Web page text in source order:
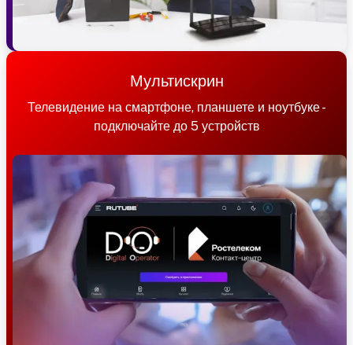
Мультискрин
Телевидение на смартфоне, планшете и ноутбуке -
подключайте до 5 устройств